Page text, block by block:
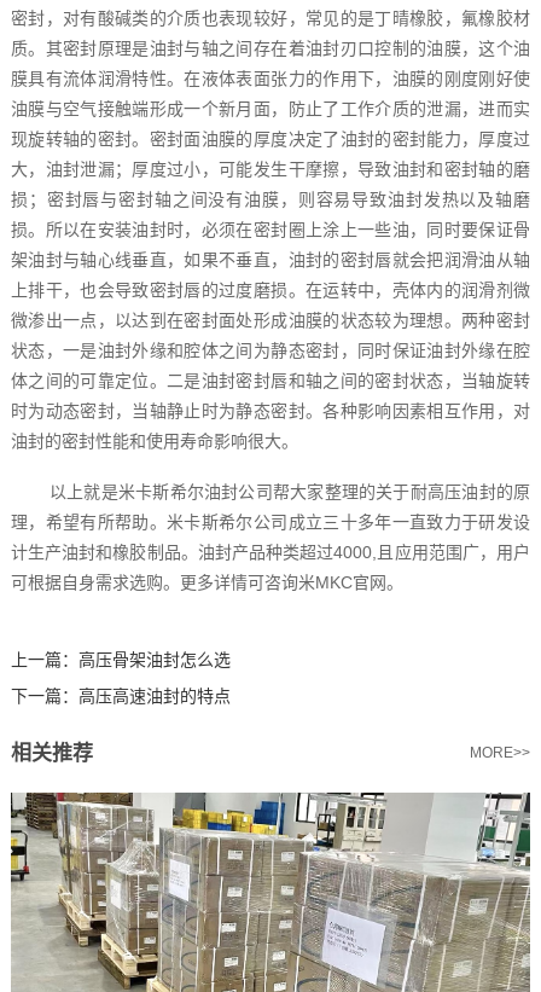
密封，对有酸碱类的介质也表现较好，常见的是丁晴橡胶，氟橡胶材
质。其密封原理是油封与轴之间存在着油封刃口控制的油膜，这个油
膜具有流体润滑特性。在液体表面张力的作用下，油膜的刚度刚好使
油膜与空气接触端形成一个新月面，防止了工作介质的泄漏，进而实
现旋转轴的密封。密封面油膜的厚度决定了油封的密封能力，厚度过
大，油封泄漏；厚度过小，可能发生干摩擦，导致油封和密封轴的磨
损；密封唇与密封轴之间没有油膜，则容易导致油封发热以及轴磨
损。所以在安装油封时，必须在密封圈上涂上一些油，同时要保证骨
架油封与轴心线垂直，如果不垂直，油封的密封唇就会把润滑油从轴
上排干，也会导致密封唇的过度磨损。在运转中，壳体内的润滑剂微
微渗出一点，以达到在密封面处形成油膜的状态较为理想。两种密封
状态，一是油封外缘和腔体之间为静态密封，同时保证油封外缘在腔
体之间的可靠定位。二是油封密封唇和轴之间的密封状态，当轴旋转
时为动态密封，当轴静止时为静态密封。各种影响因素相互作用，对
油封的密封性能和使用寿命影响很大。
以上就是米卡斯希尔油封公司帮大家整理的关于耐高压油封的原
理，希望有所帮助。米卡斯希尔公司成立三十多年一直致力于研发设
计生产油封和橡胶制品。油封产品种类超过4000,且应用范围广，用户
可根据自身需求选购。更多详情可咨询米MKC官网。
上一篇： 高压骨架油封怎么选
下一篇： 高压高速油封的特点
相关推荐 MORE>>